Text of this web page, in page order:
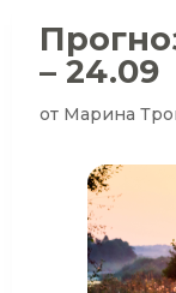
– 24.09
от Марина